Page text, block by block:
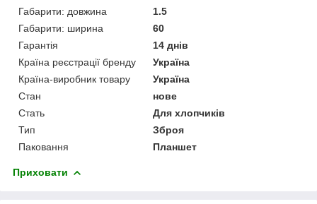
Габарити: довжина
1.5
Габарити: ширина
60
Гарантія
14 днів
Країна реєстрації бренду
Україна
Країна-виробник товару
Україна
Стан
нове
Стать
Для хлопчиків
Тип
Зброя
Паковання
Планшет
Приховати